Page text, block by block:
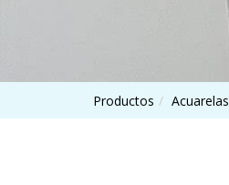
Productos Acuarelas